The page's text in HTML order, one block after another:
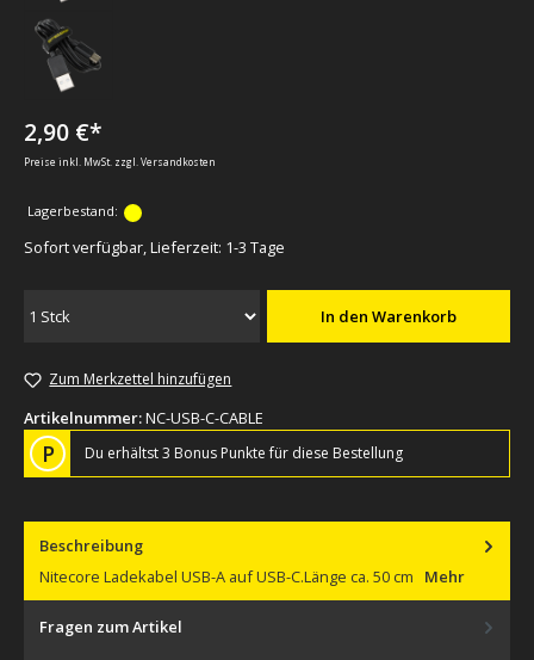
2,90 €*
Preise inkl. MwSt. zzgl. Versandkosten
Lagerbestand:
Sofort verfügbar, Lieferzeit: 1-3 Tage
In den Warenkorb
Zum Merkzettel hinzufügen
Artikelnummer:NC-USB-C-CABLE
P Du erhältst 3 Bonus Punkte für diese Bestellung
Beschreibung
Nitecore Ladekabel USB-A auf USB-C.Länge ca. 50 cm Mehr
Fragen zum Artikel